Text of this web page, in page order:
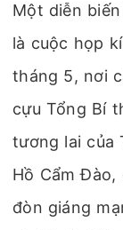
Một diễn
là cuộc họp
tháng 5, nơi
cựu Tổng Bí
tương lai của
Hồ Cẩm
đòn giáng